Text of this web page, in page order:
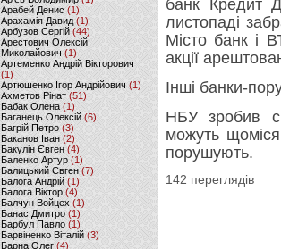
Арабей Денис(1)
Арахамія Давид (1)
Арбузов Сергій (44)
Арестович Олексій
Миколайович(1)
Артеменко Андрій Вікторович
(1)
Артюшенко Ігор Андрійович(1)
Ахметов Рінат(51)
Бабак Олена(1)
Баганець Олексій(6)
Багрій Петро (3)
Баканов Іван(2)
Бакулін Євген (4)
Баленко Артур(1)
Балицький Євген(7)
Балога Андрій (1)
Балога Віктор (4)
Балчун Войцех (1)
Банас Дмитро (1)
Барбул Павло(1)
Барвіненко Віталій(3)
Барна Олег (4)
банк Кредит
листопаді
Місто банк і
акції
Інші банки-
НБУ зробив
можуть
порушують.
142 переглядів